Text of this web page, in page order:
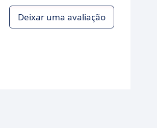
Deixar uma avaliação